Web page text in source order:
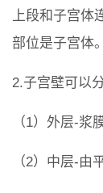
上段和子宫体
部位是子宫体。
2.子宫壁可以
（1）外层-浆
（2）中层-由